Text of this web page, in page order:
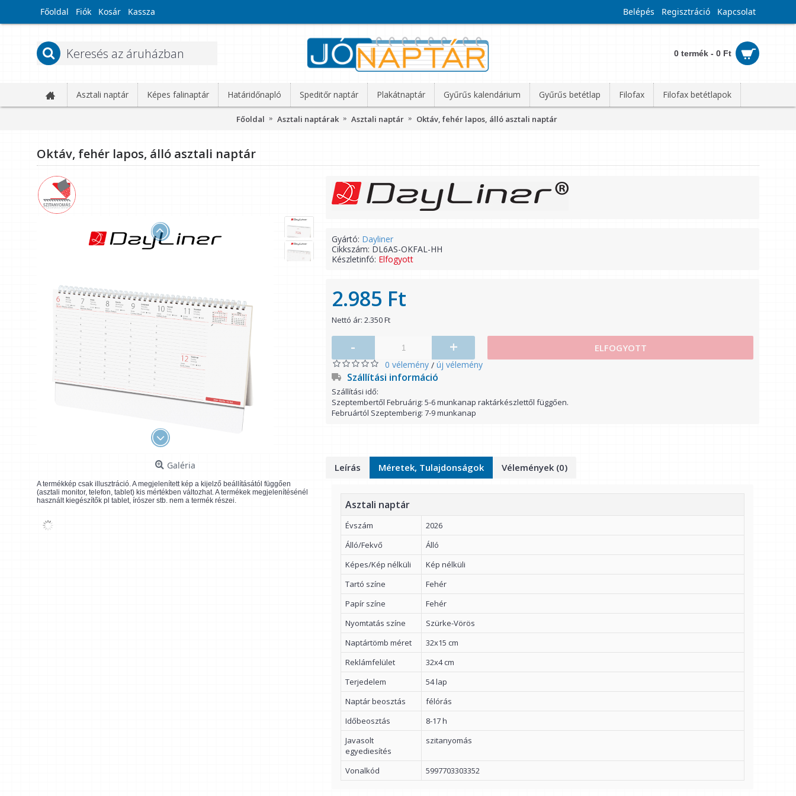
Főoldal Fiók Kosár Kassza Belépés Regisztráció Kapcsolat
0 termék - 0 Ft
Asztali naptár Képes falinaptár Határidőnapló Speditőr naptár Plakátnaptár Gyűrűs kalendárium Gyűrűs betétlap Filofax Filofax betétlapok
Főoldal Asztali naptárak Asztali naptár Oktáv, fehér lapos, álló asztali naptár
Oktáv, fehér lapos, álló asztali naptár
Galéria
A termékkép csak illusztráció. A megjelenített kép a kijelző beállításától függően
(asztali monitor, telefon, tablet) kis mértékben változhat. A termékek megjelenítésénél
használt kiegészítők pl tablet, írószer stb. nem a termék részei.
Gyártó: Dayliner
Cikkszám: DL6AS-OKFAL-HH
Készletinfó: Elfogyott
2.985 Ft
Nettó ár: 2.350 Ft
- + ELFOGYOTT
0 vélemény / új vélemény
Szállítási információ
Szállítási idő:
Szeptembertől Februárig: 5-6 munkanap raktárkészlettől függően.
Februártól Szeptemberig: 7-9 munkanap
Leírás Méretek, Tulajdonságok Vélemények (0)
Asztali naptár
Évszám
2026
Álló/Fekvő
Álló
Képes/Kép nélküli
Kép nélküli
Tartó színe
Fehér
Papír színe
Fehér
Nyomtatás színe
Szürke-Vörös
Naptártömb méret
32x15 cm
Reklámfelület
32x4 cm
Terjedelem
54 lap
Naptár beosztás
félórás
Időbeosztás
8-17 h
Javasolt
egyediesítés
szitanyomás
Vonalkód 5997703303352